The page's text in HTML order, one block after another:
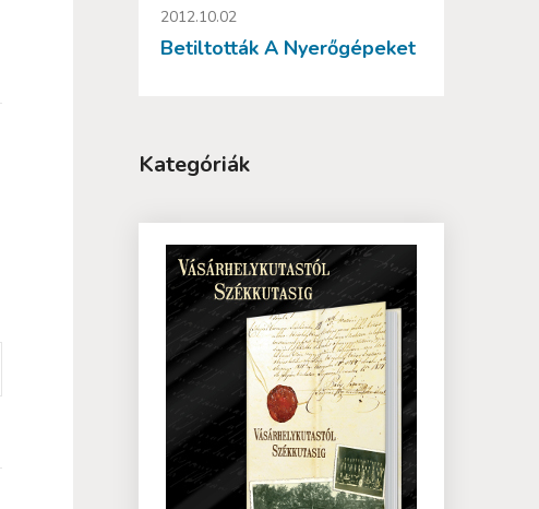
2012.10.02
Betiltották A Nyerőgépeket
Kategóriák